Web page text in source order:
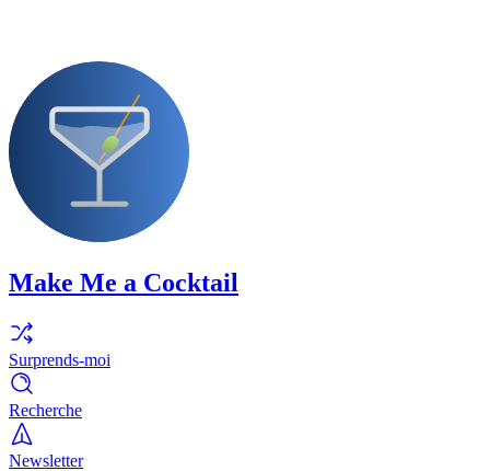
Make Me a Cocktail
Surprends-moi
Recherche
Newsletter